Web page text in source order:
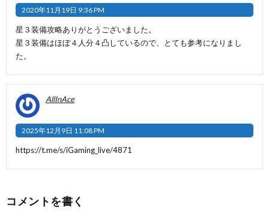
2020年11月19日 9:36 PM
星３装備攻略ありがとうございました。
星３装備はほぼ４人分４凸しているので、とても参考になりまし
た。
AllInAce
2025年12月9日 11:08 PM
https://t.me/s/iGaming_live/4871
コメントを書く